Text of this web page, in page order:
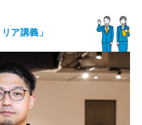
ア講義」